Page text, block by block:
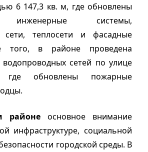
6 147,3 кв. м, где обновлены
инженерные системы,
сети, теплосети и фасадные
того, в районе проведена
водопроводных сетей по улице
где обновлены пожарные
районе основное внимание
инфраструктуре, социальной
городской среды. В